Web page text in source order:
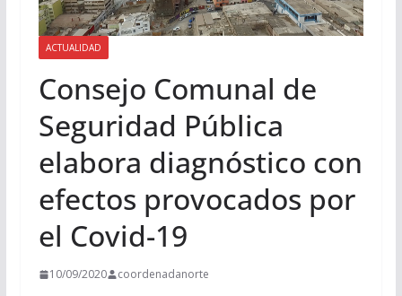
ACTUALIDAD
Consejo Comunal de
Seguridad Pública
elabora diagnóstico con
efectos provocados por
el Covid-19
10/09/2020 coordenadanorte